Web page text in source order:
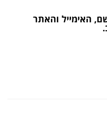
האימייל והאתר